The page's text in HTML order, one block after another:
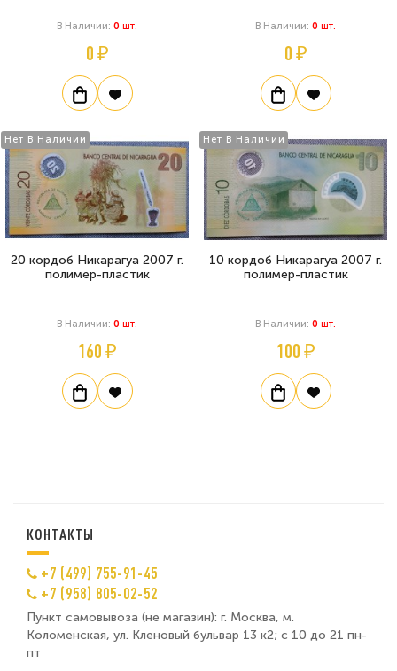
В Наличии: 0 Шт.
0 ₽
В Наличии: 0 Шт.
0 ₽
Нет В Наличии
20 кордоб Никарагуа 2007 г.
полимер-пластик
В Наличии: 0 Шт.
160 ₽
Нет В Наличии
10 кордоб Никарагуа 2007 г.
полимер-пластик
В Наличии: 0 Шт.
100 ₽
КОНТАКТЫ
+7 (499) 755-91-45
+7 (958) 805-02-52
Пункт самовывоза (не магазин): г. Москва, м.
Коломенская, ул. Кленовый бульвар 13 к2; с 10 до 21 пн-
пт